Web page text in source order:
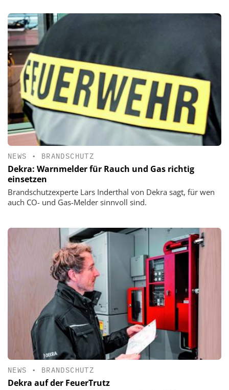
NEWS • BRANDSCHUTZ
Dekra: Warnmelder für Rauch und Gas richtig
einsetzen
Brandschutzexperte Lars Inderthal von Dekra sagt, für wen
auch CO- und Gas-Melder sinnvoll sind.
NEWS • BRANDSCHUTZ
Dekra auf der FeuerTrutz